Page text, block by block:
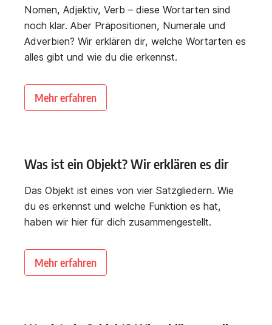
Nomen, Adjektiv, Verb – diese Wortarten sind
noch klar. Aber Präpositionen, Numerale und
Adverbien? Wir erklären dir, welche Wortarten es
alles gibt und wie du die erkennst.
Mehr erfahren
Was ist ein Objekt? Wir erklären es dir
Das Objekt ist eines von vier Satzgliedern. Wie
du es erkennst und welche Funktion es hat,
haben wir hier für dich zusammengestellt.
Mehr erfahren